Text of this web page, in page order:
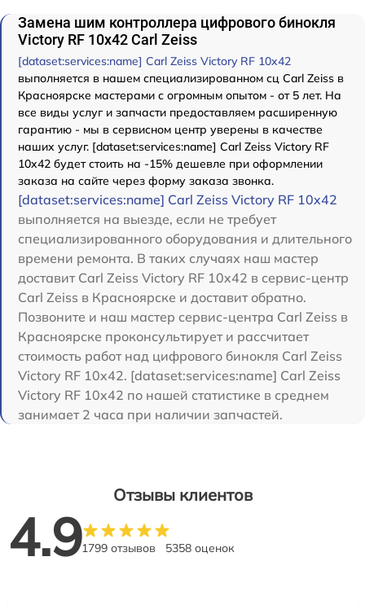
Замена шим контроллера цифрового бинокля
Victory RF 10x42 Carl Zeiss
[dataset:services:name] Carl Zeiss Victory RF 10x42
выполняется в нашем специализированном сц Carl Zeiss в
Красноярске мастерами с огромным опытом - от 5 лет. На
все виды услуг и запчасти предоставляем расширенную
гарантию - мы в сервисном центр уверены в качестве
наших услуг. [dataset:services:name] Carl Zeiss Victory RF
10x42 будет стоить на -15% дешевле при оформлении
заказа на сайте через форму заказа звонка.
[dataset:services:name] Carl Zeiss Victory RF 10x42
выполняется на выезде, если не требует
специализированного оборудования и длительного
времени ремонта. В таких случаях наш мастер
доставит Carl Zeiss Victory RF 10x42 в сервис-центр
Carl Zeiss в Красноярске и доставит обратно.
Позвоните и наш мастер сервис-центра Carl Zeiss в
Красноярске проконсультирует и рассчитает
стоимость работ над цифрового бинокля Carl Zeiss
Victory RF 10x42. [dataset:services:name] Carl Zeiss
Victory RF 10x42 по нашей статистике в среднем
занимает 2 часа при наличии запчастей.
Отзывы клиентов
4.91799 отзывов 5358 оценок